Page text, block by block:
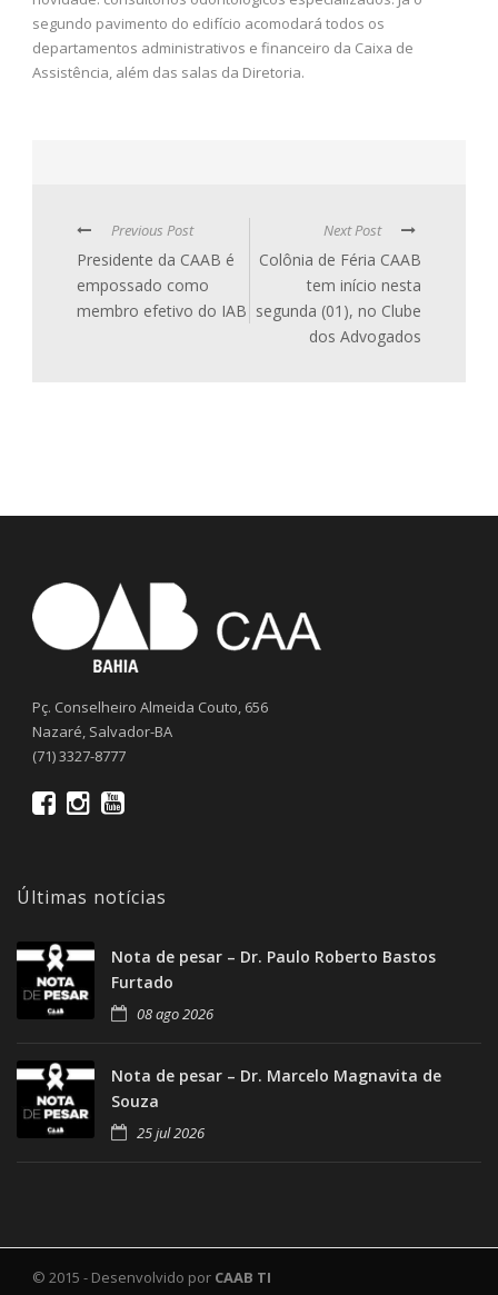
segundo pavimento do edifício acomodará todos os
departamentos administrativos e financeiro da Caixa de
Assistência, além das salas da Diretoria.
Previous Post
Presidente da CAAB é
empossado como
membro efetivo do IAB
Next Post
Colônia de Féria CAAB
tem início nesta
segunda (01), no Clube
dos Advogados
Pç. Conselheiro Almeida Couto, 656
Nazaré, Salvador-BA
(71) 3327-8777
Últimas notícias
Nota de pesar – Dr. Paulo Roberto Bastos
Furtado
08 ago 2026
Nota de pesar – Dr. Marcelo Magnavita de
Souza
25 jul 2026
© 2015 - Desenvolvido por CAAB TI